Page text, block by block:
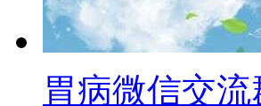
胃病微信交流